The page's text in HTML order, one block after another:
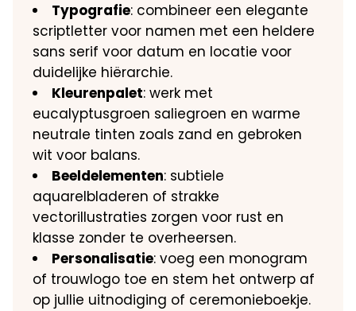
Typografie: combineer een elegante
scriptletter voor namen met een heldere
sans serif voor datum en locatie voor
duidelijke hiërarchie.
Kleurenpalet: werk met
eucalyptusgroen saliegroen en warme
neutrale tinten zoals zand en gebroken
wit voor balans.
Beeldelementen: subtiele
aquarelbladeren of strakke
vectorillustraties zorgen voor rust en
klasse zonder te overheersen.
Personalisatie: voeg een monogram
of trouwlogo toe en stem het ontwerp af
op jullie uitnodiging of ceremonieboekje.